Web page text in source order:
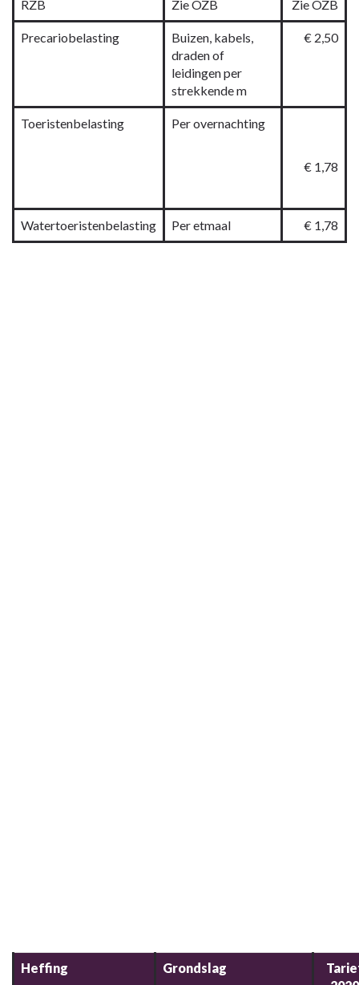
RZB Zie OZB Zie OZB
Precariobelasting
Buizen, kabels,
draden of
leidingen per
strekkende m
€ 2,50
Toeristenbelasting Per overnachting
€ 1,78
Watertoeristenbelasting Per etmaal € 1,78
Heffing Grondslag